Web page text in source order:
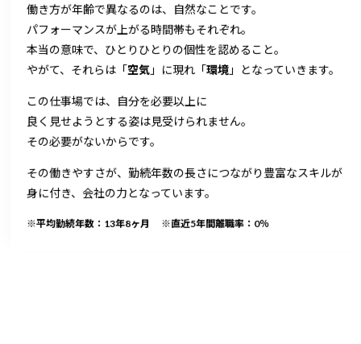
働き方が年齢で異なるのは、自然なことです。
パフォーマンスが上がる時間帯もそれぞれ。
本当の意味で、ひとりひとりの個性を認めること。
やがて、それらは「空気 」に現れ「環境 」となっていきます。
この仕事場では、自分を必要以上に
良く見せようとする姿は見受けられません。
その必要がないからです。
その働きやすさが、勤続年数の長さにつながり豊富なスキルが
身に付き、会社の力となっています。
※平均勤続年数：13年8ヶ月 ※直近5年間離職率：0％